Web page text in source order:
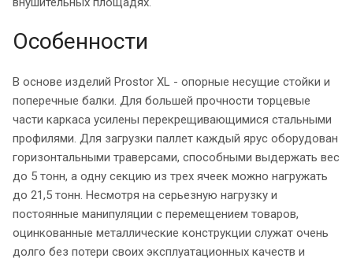
Особенности
В основе изделий Prostor XL - опорные несущие стойки и
поперечные балки. Для большей прочности торцевые
части каркаса усилены перекрещивающимися стальными
профилями. Для загрузки паллет каждый ярус оборудован
горизонтальными траверсами, способными выдержать вес
до 5 тонн, а одну секцию из трех ячеек можно нагружать
до 21,5 тонн. Несмотря на серьезную нагрузку и
постоянные манипуляции с перемещением товаров,
оцинкованные металлические конструкции служат очень
долго без потери своих эксплуатационных качеств и